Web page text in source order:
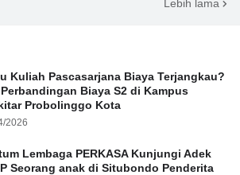
Lebih lama
Kuliah Pascasarjana Biaya Terjangkau?
Biaya S2 di Kampus
Probolinggo Kota
2026
Lembaga PERKASA Kunjungi Adek
Seorang anak di Situbondo Penderita